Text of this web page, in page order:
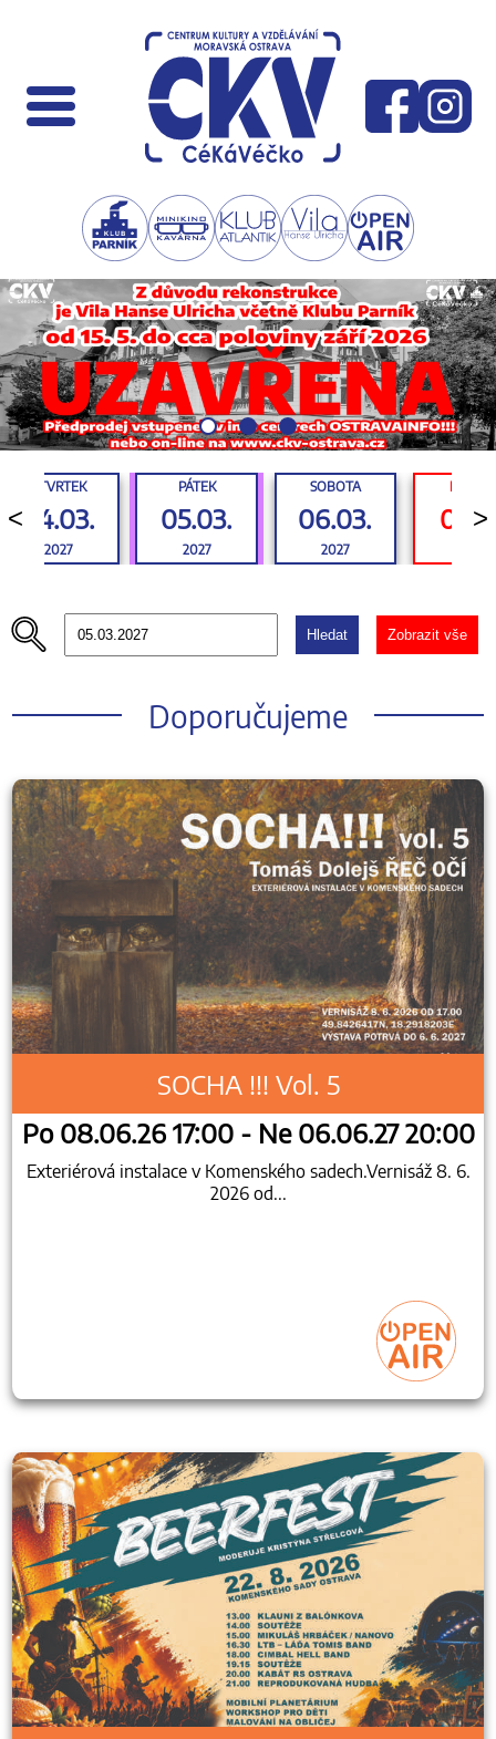
<
ČTVRTEK
04.03.
2027
PÁTEK
05.03.
2027
SOBOTA
06.03.
2027
>
Hledat Zobrazit vše
Doporučujeme
SOCHA !!! Vol. 5
Po 08.06.26 17:00 - Ne 06.06.27 20:00
Exteriérová instalace v Komenského sadech.Vernisáž 8. 6.
2026 od...